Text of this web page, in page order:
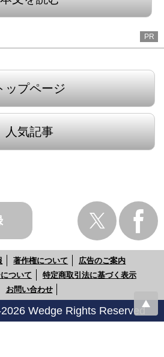
PR
ップページ
人気記事
著作権について
広告のご案内
ついて
特定商取引法に基づく表示
お問い合わせ
Wedge Rights Reserved